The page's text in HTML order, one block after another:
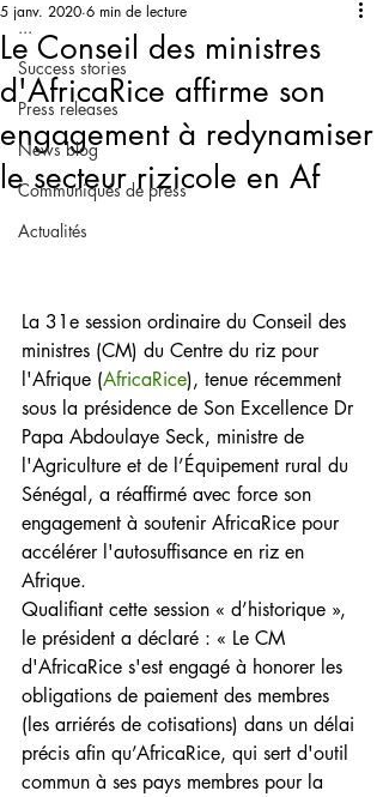
...
Success stories
Press releases
News blog
Communiqués de press
Actualités
Le Conseil des ministres
d'AfricaRice affirme son
engagement à redynamiser
le secteur rizicole en Af
5 janv. 2020 6 min de lecture
La 31e session ordinaire du Conseil des
ministres (CM) du Centre du riz pour
l'Afrique (AfricaRice), tenue récemment
sous la présidence de Son Excellence Dr
Papa Abdoulaye Seck, ministre de
l'Agriculture et de l’Équipement rural du
Sénégal, a réaffirmé avec force son
engagement à soutenir AfricaRice pour
accélérer l'autosuffisance en riz en
Afrique.
Qualifiant cette session « d’historique »,
le président a déclaré : « Le CM
d'AfricaRice s'est engagé à honorer les
obligations de paiement des membres
(les arriérés de cotisations) dans un délai
précis afin qu’AfricaRice, qui sert d'outil
commun à ses pays membres pour la